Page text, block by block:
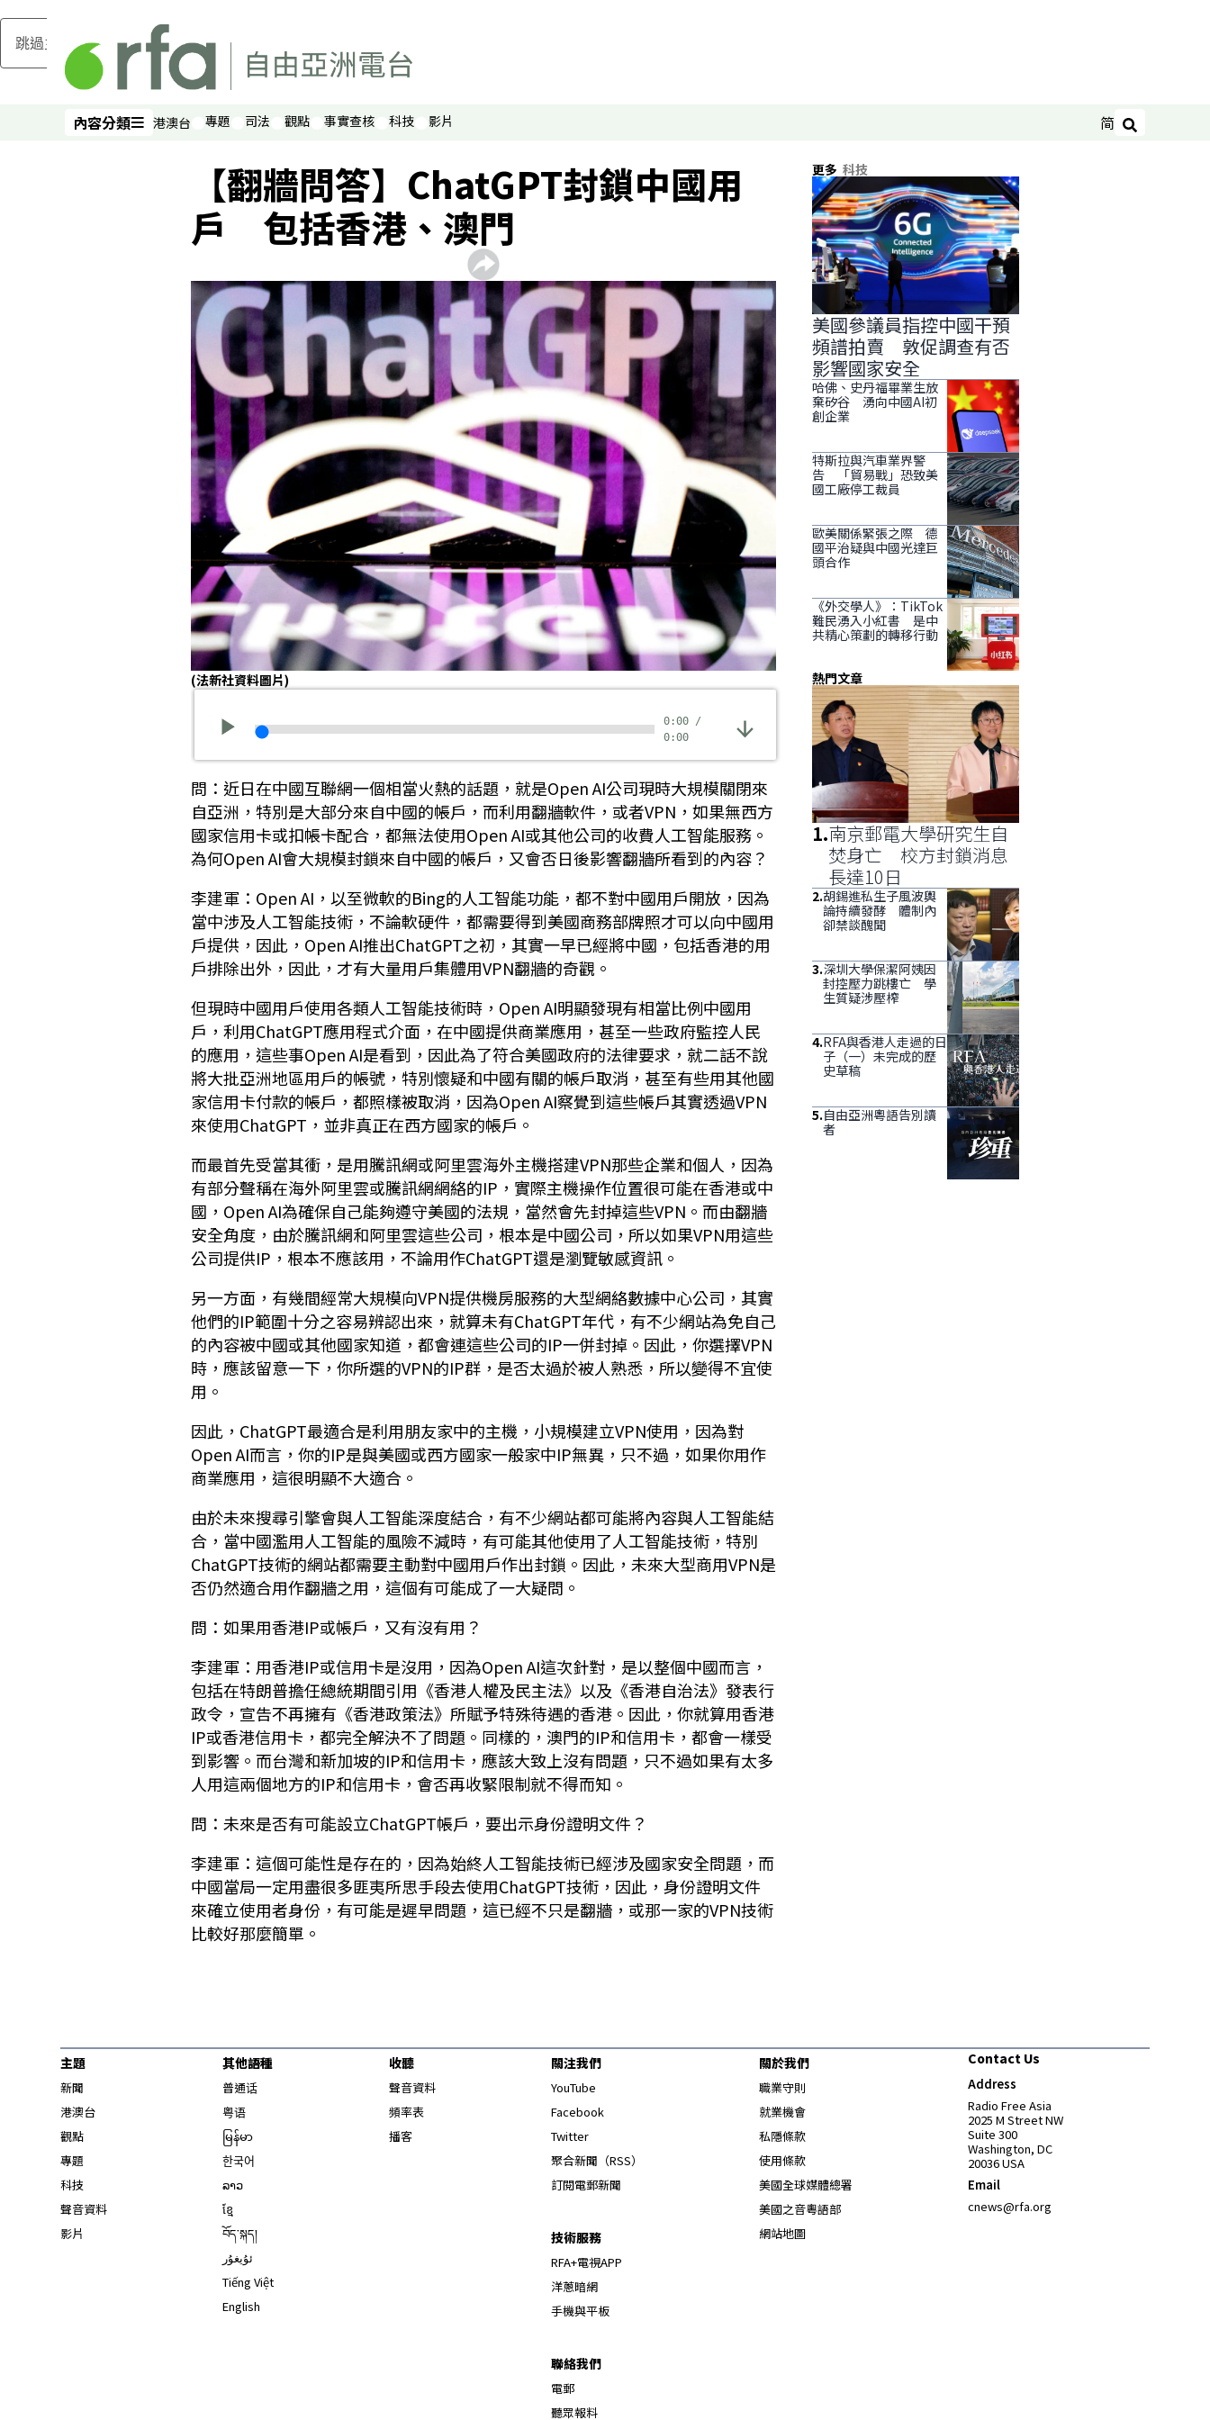
跳過主要內容
內容分類
內容分類 港澳台 專題 司法 觀點 事實查核 科技 影片 简 搜尋
【翻牆問答】ChatGPT封鎖中國用
戶 包括香港、澳門
(法新社資料圖片)
0:00 /
0:00
問：近日在中國互聯網一個相當火熱的話題，就是Open AI公司現時大規模關閉來
自亞洲，特別是大部分來自中國的帳戶，而利用翻牆軟件，或者VPN，如果無西方
國家信用卡或扣帳卡配合，都無法使用Open AI或其他公司的收費人工智能服務。
為何Open AI會大規模封鎖來自中國的帳戶，又會否日後影響翻牆所看到的內容？
李建軍：Open AI，以至微軟的Bing的人工智能功能，都不對中國用戶開放，因為
當中涉及人工智能技術，不論軟硬件，都需要得到美國商務部牌照才可以向中國用
戶提供，因此，Open AI推出ChatGPT之初，其實一早已經將中國，包括香港的用
戶排除出外，因此，才有大量用戶集體用VPN翻牆的奇觀。
但現時中國用戶使用各類人工智能技術時，Open AI明顯發現有相當比例中國用
戶，利用ChatGPT應用程式介面，在中國提供商業應用，甚至一些政府監控人民
的應用，這些事Open AI是看到，因此為了符合美國政府的法律要求，就二話不說
將大批亞洲地區用戶的帳號，特別懷疑和中國有關的帳戶取消，甚至有些用其他國
家信用卡付款的帳戶，都照樣被取消，因為Open AI察覺到這些帳戶其實透過VPN
來使用ChatGPT，並非真正在西方國家的帳戶。
而最首先受當其衝，是用騰訊網或阿里雲海外主機搭建VPN那些企業和個人，因為
有部分聲稱在海外阿里雲或騰訊網網絡的IP，實際主機操作位置很可能在香港或中
國，Open AI為確保自己能夠遵守美國的法規，當然會先封掉這些VPN。而由翻牆
安全角度，由於騰訊網和阿里雲這些公司，根本是中國公司，所以如果VPN用這些
公司提供IP，根本不應該用，不論用作ChatGPT還是瀏覽敏感資訊。
另一方面，有幾間經常大規模向VPN提供機房服務的大型網絡數據中心公司，其實
他們的IP範圍十分之容易辨認出來，就算未有ChatGPT年代，有不少網站為免自己
的內容被中國或其他國家知道，都會連這些公司的IP一併封掉。因此，你選擇VPN
時，應該留意一下，你所選的VPN的IP群，是否太過於被人熟悉，所以變得不宜使
用。
因此，ChatGPT最適合是利用朋友家中的主機，小規模建立VPN使用，因為對
Open AI而言，你的IP是與美國或西方國家一般家中IP無異，只不過，如果你用作
商業應用，這很明顯不大適合。
由於未來搜尋引擎會與人工智能深度結合，有不少網站都可能將內容與人工智能結
合，當中國濫用人工智能的風險不減時，有可能其他使用了人工智能技術，特別
ChatGPT技術的網站都需要主動對中國用戶作出封鎖。因此，未來大型商用VPN是
否仍然適合用作翻牆之用，這個有可能成了一大疑問。
問：如果用香港IP或帳戶，又有沒有用？
李建軍：用香港IP或信用卡是沒用，因為Open AI這次針對，是以整個中國而言，
包括在特朗普擔任總統期間引用《香港人權及民主法》以及《香港自治法》發表行
政令，宣告不再擁有《香港政策法》所賦予特殊待遇的香港。因此，你就算用香港
IP或香港信用卡，都完全解決不了問題。同樣的，澳門的IP和信用卡，都會一樣受
到影響。而台灣和新加坡的IP和信用卡，應該大致上沒有問題，只不過如果有太多
人用這兩個地方的IP和信用卡，會否再收緊限制就不得而知。
問：未來是否有可能設立ChatGPT帳戶，要出示身份證明文件？
李建軍：這個可能性是存在的，因為始終人工智能技術已經涉及國家安全問題，而
中國當局一定用盡很多匪夷所思手段去使用ChatGPT技術，因此，身份證明文件
來確立使用者身份，有可能是遲早問題，這已經不只是翻牆，或那一家的VPN技術
比較好那麼簡單。
更多 科技
美國參議員指控中國干預
頻譜拍賣 敦促調查有否
影響國家安全
哈佛、史丹福畢業生放
棄矽谷 湧向中國AI初
創企業
特斯拉與汽車業界警
告 「貿易戰」恐致美
國工廠停工裁員
歐美關係緊張之際 德
國平治疑與中國光達巨
頭合作
《外交學人》：TikTok
難民湧入小紅書 是中
共精心策劃的轉移行動
熱門文章
1.南京郵電大學研究生自
焚身亡 校方封鎖消息
長達10日
2.胡錫進私生子風波輿
論持續發酵 體制內
卻禁談醜聞
3.深圳大學保潔阿姨因
封控壓力跳樓亡 學
生質疑涉壓榨
4.RFA與香港人走過的日
子（一）未完成的歷
史草稿
5.自由亞洲粵語告別讀
者
主題
新聞
港澳台
觀點
專題
科技
聲音資料
影片
其他語種
普通话
粤语
မြန်မာ
한국어
ລາວ
ខ្មែ
བོད་སྐད།
ئۇيغۇر
Tiếng Việt
English
收聽
聲音資料
頻率表
播客
關注我們
YouTube
Facebook
Twitter
聚合新聞（RSS）
訂閱電郵新聞
技術服務
RFA+電視APP
洋蔥暗網
手機與平板
聯絡我們
電郵
聽眾報料
關於我們
職業守則
就業機會
私隱條款
使用條款
美國全球媒體總署 Opens in new window
美國之音粵語部Opens in new window
網站地圖Opens in new window
Contact Us
Address
Radio Free Asia
2025 M Street NW
Suite 300
Washington, DC
20036 USA
Email
cnews@rfa.org